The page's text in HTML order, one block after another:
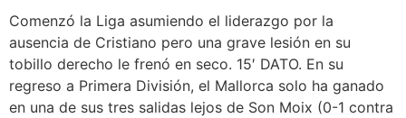
Comenzó la Liga asumiendo el liderazgo por la
ausencia de Cristiano pero una grave lesión en su
tobillo derecho le frenó en seco. 15′ DATO. En su
regreso a Primera División, el Mallorca solo ha ganado
en una de sus tres salidas lejos de Son Moix (0-1 contra